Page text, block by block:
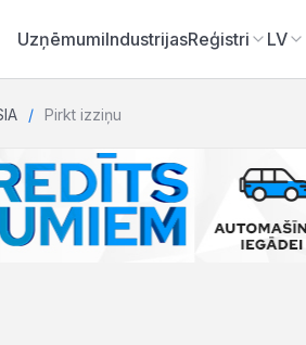
UzņēmumiIndustrijasReģistri LV
Pirkt izziņu